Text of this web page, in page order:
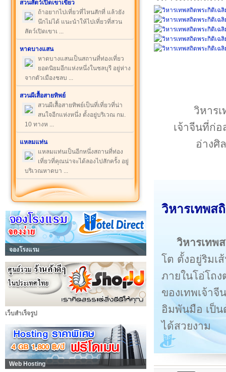
สวนสัตว์เปิดเขาเขียว
ถ้าอยากไปเที่ยวที่ไหนสักที่ แล้วยัง
นึกไม่ได้ แนะนำให้ไปเที่ยวที่สวน
สัตว์เปิดเขาเ ...
หาดบางแสน
หาดบางแสนเป็นสถานที่ท่องเที่ยว
ยอดนิยมอีกแห่งหนึ่งในชลบุรี อยู่ห่าง
จากตัวเมืองชลบ ...
สวนผีเสื้อสายทิพย์
สวนผีเสื้อสายทิพย์เป็นที่เที่ยวที่น่า
สนใจอีกแห่งหนึ่ง ตั้งอยู่บริเวณ กม.
10 ทางห ...
แหลมแท่น
แหลมแท่นเป็นอีกหนึ่งสถานที่ท่อง
เที่ยวที่คุณน่าจะได้ลองไปสักครั้ง อยู่
บริเวณหาดบา ...
จองโรงแรม
เว็บสำเร็จรูป
Web Hosting
วิหาร
เจ้าจีนที่ก่อ
อ่างศิ
วิหารเทพส
วิหารเทพ
โต ตั้งอยู่ริมเ
ภายในโอ่โถ
ของเทพเจ้า
อิมพันมือ เป็น
ได้สวยงาม